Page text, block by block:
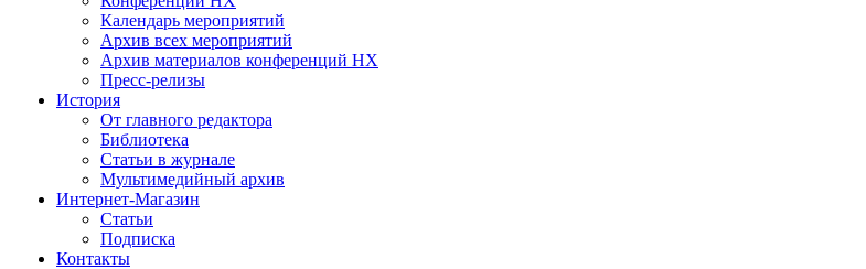
Календарь мероприятий
Архив всех мероприятий
Архив материалов конференций НХ
Пресс-релизы
История
От главного редактора
Библиотека
Статьи в журнале
Мультимедийный архив
Интернет-Магазин
Статьи
Подписка
Контакты